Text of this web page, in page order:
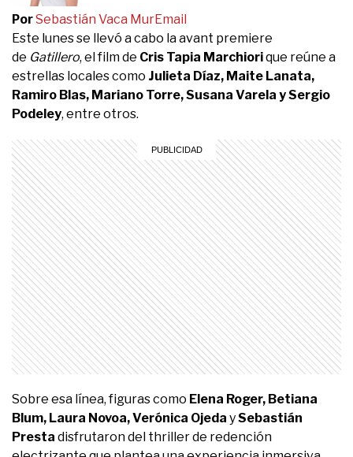
PorSebastián Vaca MurEmail
Este lunes se llevó a cabo la avant premiere
de Gatillero, el film de Cris Tapia Marchiorique reúne a
estrellas locales como Julieta Díaz, Maite Lanata,
Ramiro Blas, Mariano Torre, Susana Varela y Sergio
Podeley, entre otros.
Sobre esa línea, figuras como Elena Roger, Betiana
Blum, Laura Novoa, Verónica Ojeda ySebastián
Presta disfrutaron del thriller de redención